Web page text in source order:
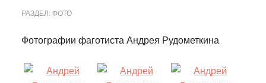
РАЗДЕЛ:ФОТО
Фотографии фаготиста Андрея Рудометкина